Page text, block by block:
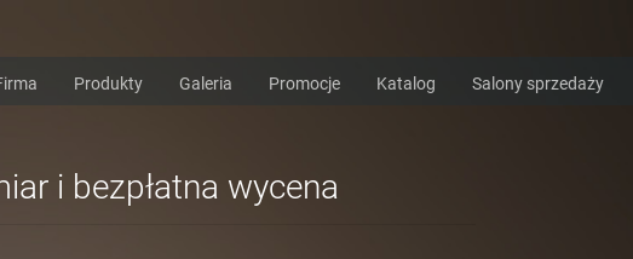
Produkty Galeria Promocje Katalog Salony sprzedaży
i bezpłatna wycena